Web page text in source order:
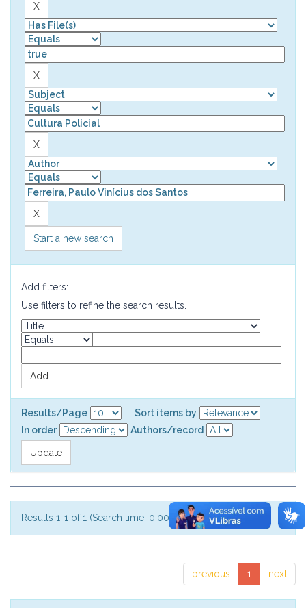
Start a new search
Add filters:
Use filters to refine the search results.
Results/Page
Sort items by
In order
Authors/record
Results 1-1 of 1 (Search time: 0.002 seconds).
previous 1 next